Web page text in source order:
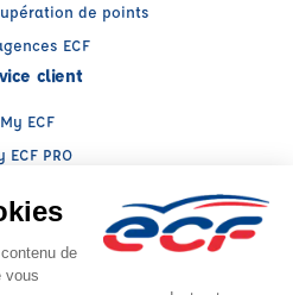
de points
ECF
client
My ECF
ECF PRO
contacter